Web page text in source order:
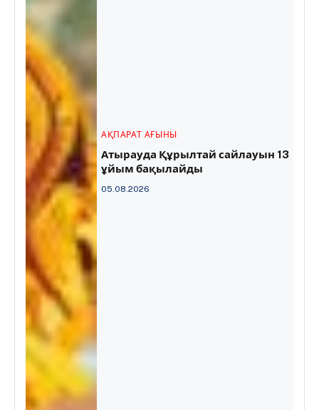
АҚПАРАТ АҒЫНЫ
Атырауда Құрылтай сайлауын 13
ұйым бақылайды
05.08.2026